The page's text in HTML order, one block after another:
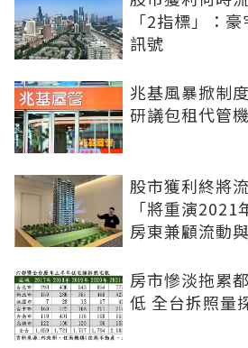
「2指標」：
訊號
兆基風暴掀制
研議包租代管
股市獲利終將
「將重演
房東兼顧流動
房市慘淡拖累
低 全台拆照量